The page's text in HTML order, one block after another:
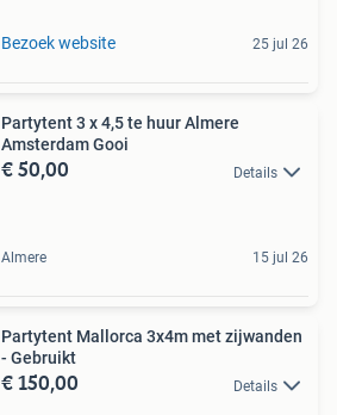
Bezoek website 25 jul 26
Partytent 3 x 4,5 te huur Almere
Amsterdam Gooi
€ 50,00 Details
Almere 15 jul 26
Partytent Mallorca 3x4m met zijwanden
- Gebruikt
€ 150,00 Details